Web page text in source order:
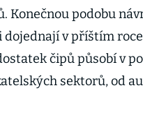
Konečnou podobu
v příštím
čipů působí v
sektorů, od